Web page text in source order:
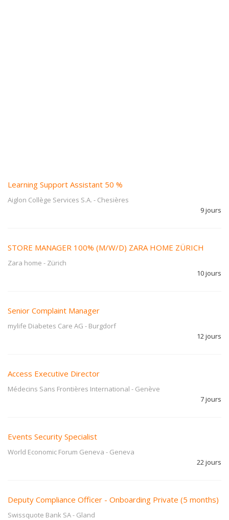
Learning Support Assistant 50 %
Aiglon Collège Services S.A. - Chesières
9 jours
STORE MANAGER 100% (M/W/D) ZARA HOME ZÜRICH
Zara home - Zürich
10 jours
Senior Complaint Manager
mylife Diabetes Care AG - Burgdorf
12 jours
Access Executive Director
Médecins Sans Frontières International - Genève
7 jours
Events Security Specialist
World Economic Forum Geneva - Geneva
22 jours
Deputy Compliance Officer - Onboarding Private (5 months)
Swissquote Bank SA- Gland